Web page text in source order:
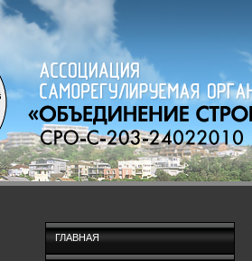
ГЛАВНАЯ